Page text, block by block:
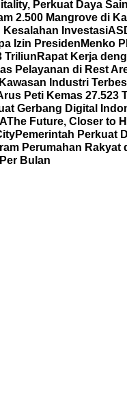
Perkuat Daya
2.500 Mangrove di
Kesalahan Investasi
Izin Presiden Menko
Triliun Rapat Kerja
Pelayanan di Rest
Industri
Peti Kemas 27.523
Gerbang Digital
The Future, Closer to
Pemerintah Perkuat
Perumahan
Bulan